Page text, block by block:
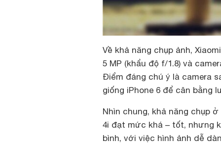
Về khả năng chụp ảnh,
5 MP (khẩu độ f/1.8) và
Điểm đáng chú ý là camera
giống iPhone 6 để cân bằng
Nhìn chung, khả năng chụp
4i đạt mức khá – tốt, nhưng
bình, với việc hình ảnh dễ